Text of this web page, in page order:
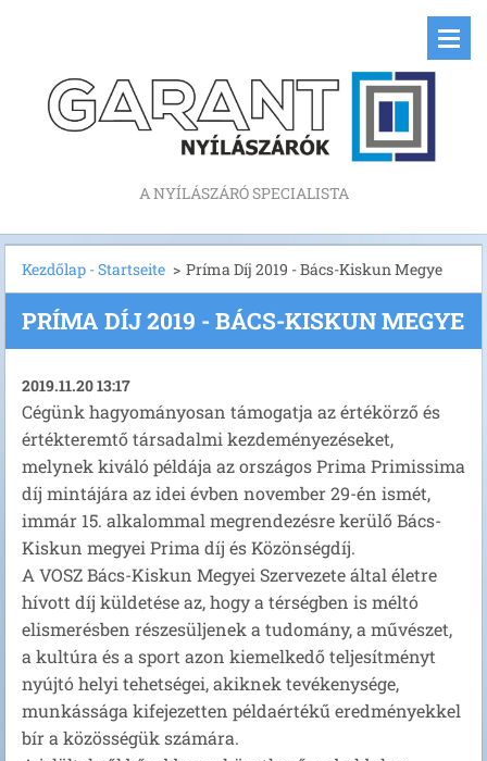
A NYÍLÁSZÁRÓ SPECIALISTA
Kezdőlap - Startseite > Príma Díj 2019 - Bács-Kiskun Megye
PRÍMA DÍJ 2019 - BÁCS-KISKUN MEGYE
2019.11.20 13:17
Cégünk hagyományosan támogatja az értékörző és
értékteremtő társadalmi kezdeményezéseket,
melynek kiváló példája az országos Prima Primissima
díj mintájára az idei évben november 29-én ismét,
immár 15. alkalommal megrendezésre kerülő Bács-
Kiskun megyei Prima díj és Közönségdíj.
A VOSZ Bács-Kiskun Megyei Szervezete által életre
hívott díj küldetése az, hogy a térségben is méltó
elismerésben részesüljenek a tudomány, a művészet,
a kultúra és a sport azon kiemelkedő teljesítményt
nyújtó helyi tehetségei, akiknek tevékenysége,
munkássága kifejezetten példaértékű eredményekkel
bír a közösségük számára.